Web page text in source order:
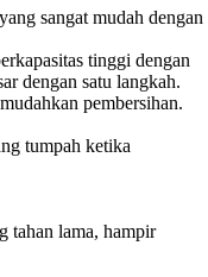
sangat mudah dengan
tinggi dengan
dengan satu langkah.
pembersihan.
tumpah ketika
tahan lama, hampir